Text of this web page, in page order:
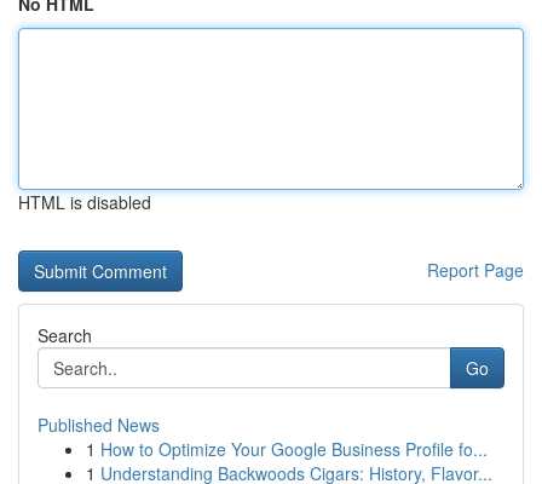
HTML is disabled
Report Page
Search
Go
Published News
1 How to Optimize Your Google Business Profile fo...
1 Understanding Backwoods Cigars: History, Flavor...